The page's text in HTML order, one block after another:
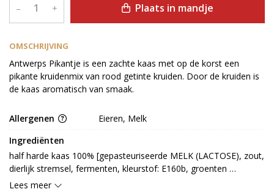
OMSCHRIJVING
Antwerps Pikantje is een zachte kaas met op de korst een
pikante kruidenmix van rood getinte kruiden. Door de kruiden is
de kaas aromatisch van smaak.
– + Plaats in mandje
Allergenen
Eieren, Melk
Ingrediënten
half harde kaas 100% [gepasteuriseerde MELK (LACTOSE), zout,
dierlijk stremsel, fermenten, kleurstof: E160b, groenten
[knoflook, tomaat, paprika, ui], zeezout, specerij [peper, chili,
Lees meer